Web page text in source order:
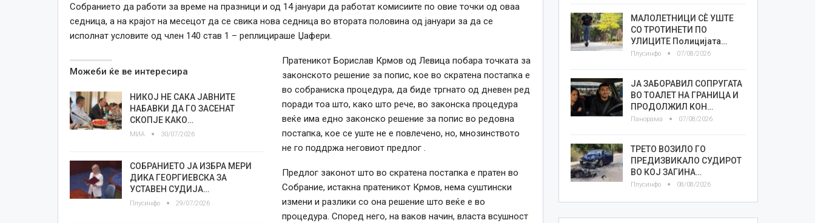
Собранието да работи за време на празници и од 14 јануари да работат комисиите по овие точки од оваа
седница, а на крајот на месецот да се свика нова седница во втората половина од јануари за да се
исполнат условите од член 140 став 1 – реплицираше Џафери.
Можеби ќе ве интересира
НИКОЈ НЕ САКА ЈАВНИТЕ
НАБАВКИ ДА ГО ЗАСЕНАТ
СКОПЈЕ КАКО…
МИА 30/07/2026
СОБРАНИЕТО ЈА ИЗБРА МЕРИ
ДИКА ГЕОРГИЕВСКА ЗА
УСТАВЕН СУДИЈА…
Плусинфо 29/07/2026
Пратеникот Борислав Крмов од Левица побара точката за
законското решение за попис, кое во скратена постапка е
во собраниска процедура, да биде тргнато од дневен ред
поради тоа што, како што рече, во законска процедура
веќе има едно законско решение за попис во редовна
постапка, кое се уште не е повлечено, но, мнозинството
не го поддржа неговиот предлог .
Предлог законот што во скратена постапка е пратен во
Собрание, истакна пратеникот Крмов, нема суштински
измени и разлики со она решение што веќе е во
процедура. Според него, на ваков начин, власта всушност
МАЛОЛЕТНИЦИ СÈ УШТЕ
СО ТРОТИНЕТИ ПО
УЛИЦИТЕ Полицијата…
Плусинфо 07/08/2026
ЈА ЗАБОРАВИЛ СОПРУГАТА
ВО ТОАЛЕТ НА ГРАНИЦА И
ПРОДОЛЖИЛ КОН…
Панорама 07/08/2026
ТРЕТО ВОЗИЛО ГО
ПРЕДИЗВИКАЛО СУДИРОТ
ВО КОЈ ЗАГИНА…
Плусинфо 08/08/2026